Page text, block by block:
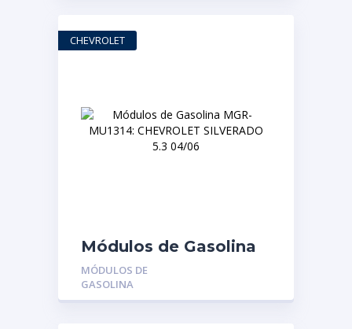
Módulos de Gasolina
MGR-MU1314:
CHEVROLET
SILVERADO 5.3 04/06
MÓDULOS DE
GASOLINA
CHEVROLET